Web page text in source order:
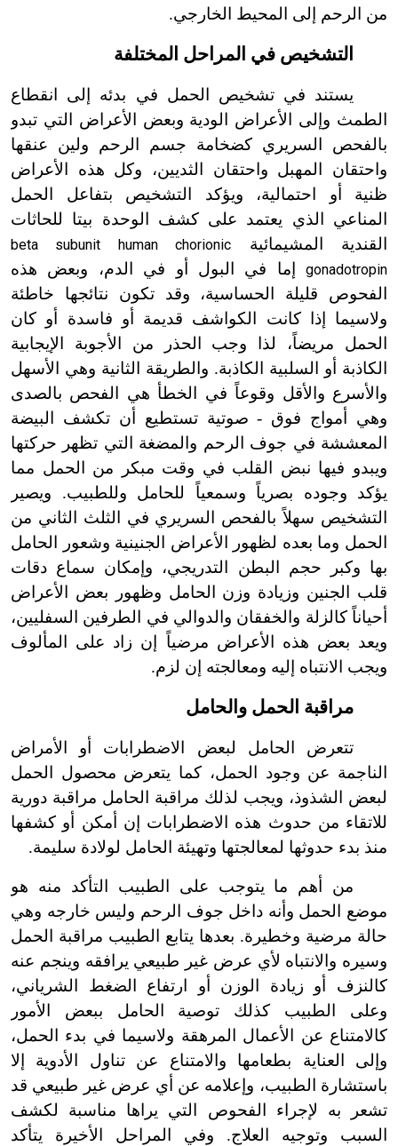
من الرحم إلى المحيط الخارجي.
التشخيص في المراحل المختلفة
يستند في تشخيص الحمل في بدئه إلى انقطاع
الطمث وإلى الأعراض الودية وبعض الأعراض التي تبدو
بالفحص السريري كضخامة جسم الرحم ولين عنقها
واحتقان المهبل واحتقان الثديين، وكل هذه الأعراض
ظنية أو احتمالية، ويؤكد التشخيص بتفاعل الحمل
المناعي الذي يعتمد على كشف الوحدة بيتا للحاثات
القندية المشيمائية beta subunit human chorionic
gonadotropin إما في البول أو في الدم، وبعض هذه
الفحوص قليلة الحساسية، وقد تكون نتائجها خاطئة
ولاسيما إذا كانت الكواشف قديمة أو فاسدة أو كان
الحمل مريضاً، لذا وجب الحذر من الأجوبة الإيجابية
الكاذبة أو السلبية الكاذبة. والطريقة الثانية وهي الأسهل
والأسرع والأقل وقوعاً في الخطأ هي الفحص بالصدى
وهي أمواج فوق - صوتية تستطيع أن تكشف البيضة
المعششة في جوف الرحم والمضغة التي تظهر حركتها
ويبدو فيها نبض القلب في وقت مبكر من الحمل مما
يؤكد وجوده بصرياً وسمعياً للحامل وللطبيب. ويصير
التشخيص سهلاً بالفحص السريري في الثلث الثاني من
الحمل وما بعده لظهور الأعراض الجنينية وشعور الحامل
بها وكبر حجم البطن التدريجي، وإمكان سماع دقات
قلب الجنين وزيادة وزن الحامل وظهور بعض الأعراض
أحياناً كالزلة والخفقان والدوالي في الطرفين السفليين،
ويعد بعض هذه الأعراض مرضياً إن زاد على المألوف
ويجب الانتباه إليه ومعالجته إن لزم.
مراقبة الحمل والحامل
تتعرض الحامل لبعض الاضطرابات أو الأمراض
الناجمة عن وجود الحمل، كما يتعرض محصول الحمل
لبعض الشذوذ، ويجب لذلك مراقبة الحامل مراقبة دورية
للاتقاء من حدوث هذه الاضطرابات إن أمكن أو كشفها
منذ بدء حدوثها لمعالجتها وتهيئة الحامل لولادة سليمة.
من أهم ما يتوجب على الطبيب التأكد منه هو
موضع الحمل وأنه داخل جوف الرحم وليس خارجه وهي
حالة مرضية وخطيرة. بعدها يتابع الطبيب مراقبة الحمل
وسيره والانتباه لأي عرض غير طبيعي يرافقه وينجم عنه
كالنزف أو زيادة الوزن أو ارتفاع الضغط الشرياني،
وعلى الطبيب كذلك توصية الحامل ببعض الأمور
كالامتناع عن الأعمال المرهقة ولاسيما في بدء الحمل،
وإلى العناية بطعامها والامتناع عن تناول الأدوية إلا
باستشارة الطبيب، وإعلامه عن أي عرض غير طبيعي قد
تشعر به لإجراء الفحوص التي يراها مناسبة لكشف
السبب وتوجيه العلاج. وفي المراحل الأخيرة يتأكد